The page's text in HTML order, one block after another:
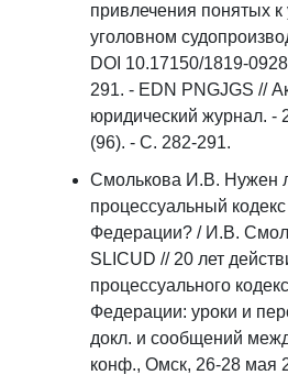
привлечения понятых к
уголовном
DOI 10.17150/1819-
291. - EDN PNGJGS //
юридический журнал. -
(96). - С. 282-291.
Смолькова И.В. Нужен
процессуальный
Федерации? / И.В.
SLICUD // 20 лет
процессуального
Федерации: уроки и
докл. и сообщений
конф., Омск, 26-28 мая